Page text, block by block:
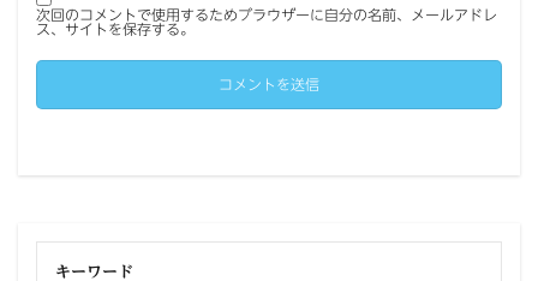
次回のコメントで使用するためブラウザーに自分の名前、メールアドレ
ス、サイトを保存する。
キーワード